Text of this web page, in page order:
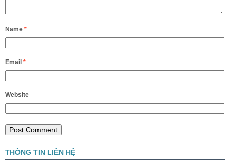
Name *
Email *
Website
THÔNG TIN LIÊN HỆ